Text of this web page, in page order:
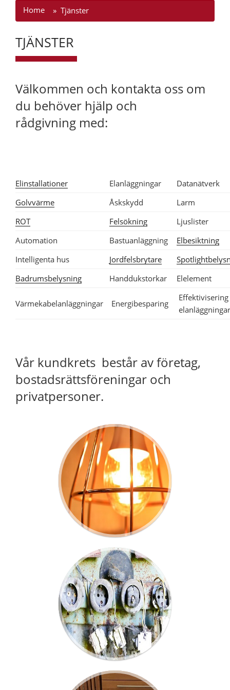
Home » Tjänster
TJÄNSTER
Välkommen och kontakta oss om
du behöver hjälp och
rådgivning med:
Elinstallationer Elanläggningar
Datanätverk
Golvvärme
Åskskydd
Larm
ROT
Felsökning
Ljuslister
Automation
Bastuanläggning
Elbesiktning
Intelligenta hus
Jordfelsbrytare
Badrumsbelysning
Handdukstorkar Elelement
Värmekabelanläggningar Energibesparing
elanläggningar
Vår kundkrets består av företag,
bostadsrättsföreningar och
privatpersoner.